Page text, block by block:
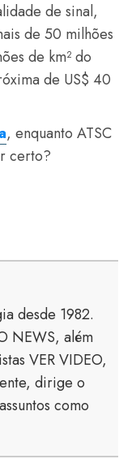
de sinal,
de 50 milhões
de km² do
de US$ 40
, enquanto ATSC
certo?
desde 1982.
NEWS, além
VER VIDEO,
dirige o
como